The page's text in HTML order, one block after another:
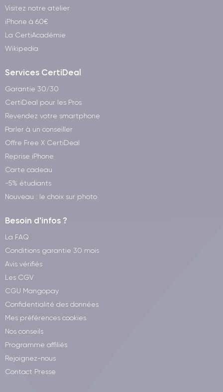
Visitez notre atelier
iPhone à 60€
La CertiAcadémie
Wikipedia
Services CertiDeal
Garantie 30/30
CertiDeal pour les Pros
Revendez votre smartphone
Parler à un conseiller
Offre Free X CertiDeal
Reprise iPhone
Carte cadeau
-5% étudiants
Nouveau : le choix sur photo
Besoin d'infos ?
La FAQ
Conditions garantie 30 mois
Avis vérifiés
Les CGV
CGU Mangopay
Confidentialité des données
Mes préférences cookies
Nos conseils
Programme affiliés
Rejoignez-nous
Contact Presse